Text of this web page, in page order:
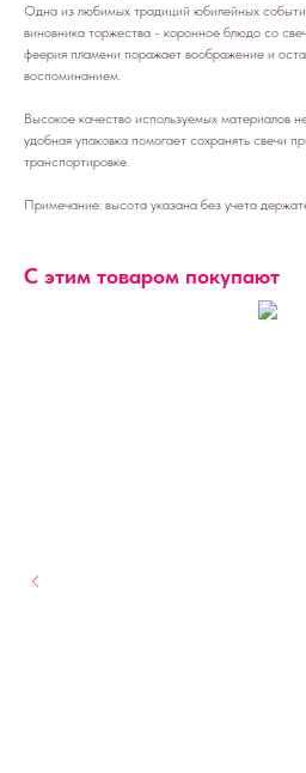
Одна из любимых традиций юбилейных
виновника торжества - коронное блюдо со
феерия пламени поражает воображение и
воспоминанием.
Высокое качество используемых материалов
удобная упаковка помогает сохранять свечи
транспортировке.
Примечание: высота указана без учета
С этим товаром покупают